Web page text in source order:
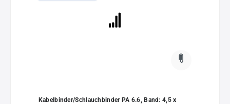
Kabelbinder/Schlauchbinder PA 6.6, Band: 4,5 x